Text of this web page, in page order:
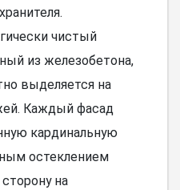
чистый
из железобетона,
выделяется на
Каждый фасад
кардинальную
остеклением
на